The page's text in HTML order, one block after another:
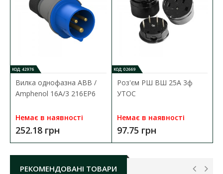
КОД: 42976
Вилка однофазна ABB /
Amphenol 16А/3 216EP6
Немає в наявності
252.18 грн
КОД: 02669
Роз'єм РШ ВШ 25А 3ф
УТОС
Немає в наявності
97.75 грн
РЕКОМЕНДОВАНІ ТОВАРИ